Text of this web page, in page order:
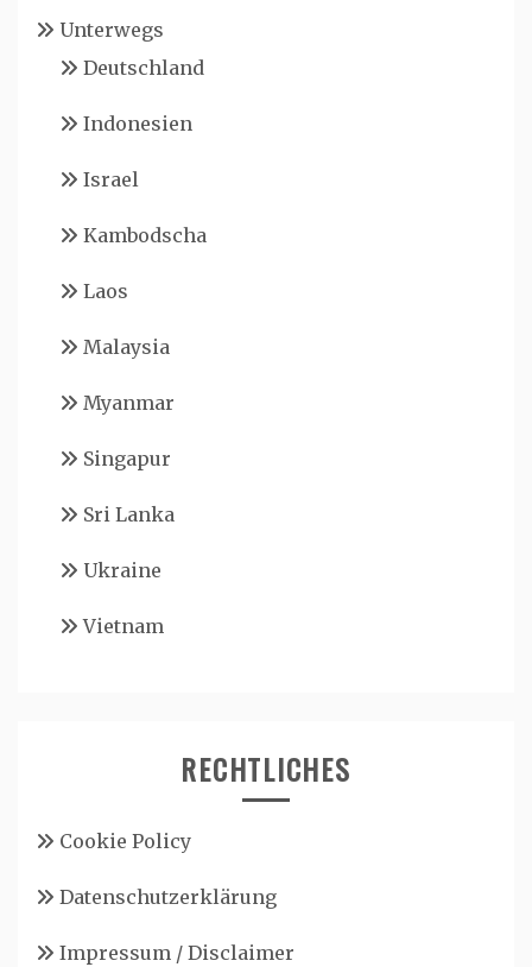
Unterwegs
Deutschland
Indonesien
Israel
Kambodscha
Laos
Malaysia
Myanmar
Singapur
Sri Lanka
Ukraine
Vietnam
RECHTLICHES
Cookie Policy
Datenschutzerklärung
Impressum / Disclaimer